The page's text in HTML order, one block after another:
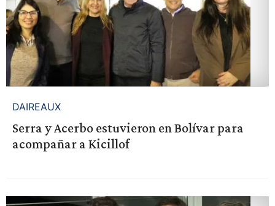
DAIREAUX
Serra y Acerbo estuvieron en Bolívar para
acompañar a Kicillof